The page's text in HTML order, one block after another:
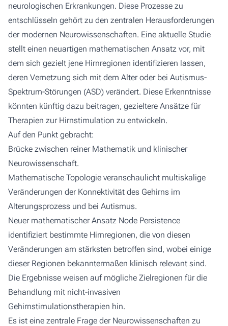
neurologischen Erkrankungen. Diese Prozesse zu
entschlüsseln gehört zu den zentralen Herausforderungen
der modernen Neurowissenschaften. Eine aktuelle Studie
stellt einen neuartigen mathematischen Ansatz vor, mit
dem sich gezielt jene Hirnregionen identifizieren lassen,
deren Vernetzung sich mit dem Alter oder bei Autismus-
Spektrum-Störungen (ASD) verändert. Diese Erkenntnisse
könnten künftig dazu beitragen, gezieltere Ansätze für
Therapien zur Hirnstimulation zu entwickeln.
Auf den Punkt gebracht:
Brücke zwischen reiner Mathematik und klinischer
Neurowissenschaft.
Mathematische Topologie veranschaulicht multiskalige
Veränderungen der Konnektivität des Gehirns im
Alterungsprozess und bei Autismus.
Neuer mathematischer Ansatz Node Persistence
identifiziert bestimmte Hirnregionen, die von diesen
Veränderungen am stärksten betroffen sind, wobei einige
dieser Regionen bekanntermaßen klinisch relevant sind.
Die Ergebnisse weisen auf mögliche Zielregionen für die
Behandlung mit nicht-invasiven
Gehirnstimulationstherapien hin.
Es ist eine zentrale Frage der Neurowissenschaften zu